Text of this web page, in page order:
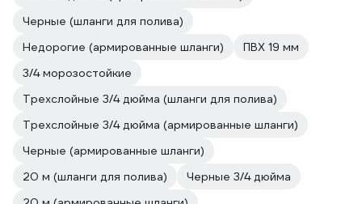
Черные (шланги для полива)
Недорогие (армированные шланги)
ПВХ 19 мм
3/4 морозостойкие
Трехслойные 3/4 дюйма (шланги для полива)
Трехслойные 3/4 дюйма (армированные шланги)
Черные (армированные шланги)
20 м (шланги для полива)
Черные 3/4 дюйма